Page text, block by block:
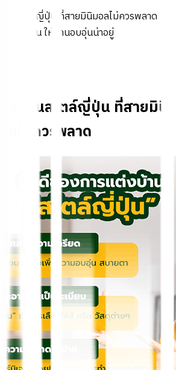
บ้านสไตล์ญี่ปุ่น ที่สายมินิมอลไม่ควรพลาด
สไตล์ญี่ปุ่น ให้บ้านอบอุ่นน่าอยู่
ต่งบ้านสไตล์ญี่ปุ่น ที่สายมินิ
มอลไม่ควรพลาด